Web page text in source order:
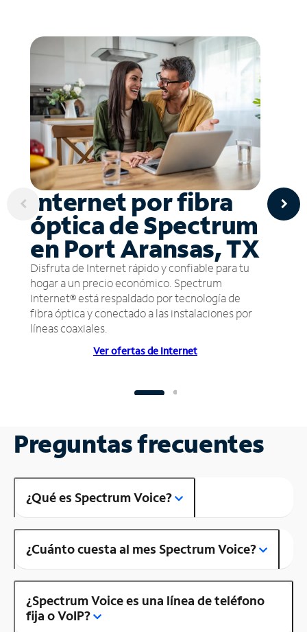
Internet por fibra
óptica de Spectrum
en Port Aransas, TX
Disfruta de Internet rápido y confiable para tu
hogar a un precio económico. Spectrum
Internet® está respaldado por tecnología de
fibra óptica y conectado a las instalaciones por
líneas coaxiales.
Ver ofertas de Internet
Preguntas frecuentes
¿Qué es Spectrum Voice?
¿Cuánto cuesta al mes Spectrum Voice?
¿Spectrum Voice es una línea de teléfono
fija o VoIP?